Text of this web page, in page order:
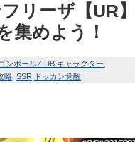
リーザ【UR
集めよう！
ンボールZ DB キャラクター
略 SSR ドッカン覚醒